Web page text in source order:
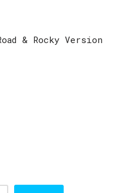
& Rocky Version